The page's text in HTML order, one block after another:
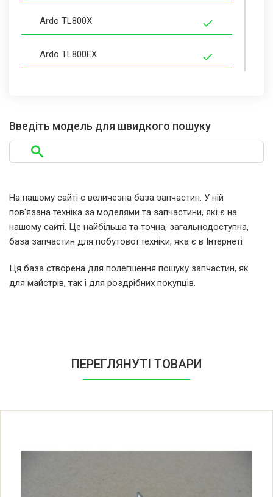
Ardo TL800X
Ardo TL800EX
Ardo TL800EXPL
Ardo T80X
Asko W510D
Введіть модель для швидкого пошуку
На нашому сайті є величезна база запчастин. У ній
пов'язана техніка за моделями та запчастини, які є на
нашому сайті. Це найбільша та точна, загальнодоступна,
база запчастин для побутової техніки, яка є в Інтернеті
Ця база створена для полегшення пошуку запчастин, як
для майстрів, так і для роздрібних покупців.
ПЕРЕГЛЯНУТІ ТОВАРИ